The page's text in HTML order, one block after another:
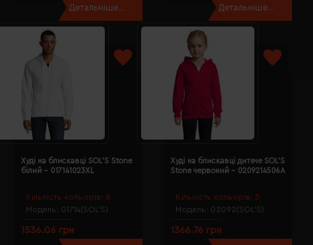
Детальніше... Детальніше...
Кількість кольорів: 8
Модель: 01714(SOL’S)
Худі на блискавці SOL'S Stone
білий - 017141023XL
1536.06 грн
Кількість кольорів: 5
Модель: 02092(SOL’S)
Худі на блискавці дитяче SOL'S
Stone червоний - 0209214506A
1366.76 грн